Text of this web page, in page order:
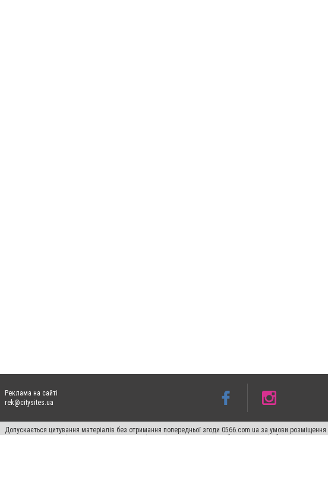
Реклама на сайті
rek@citysites.ua
Допускається цитування матеріалів без отримання попередньої згоди 0566.com.ua за умови
пошукових систем гіперпосилання на цитовані статті не нижче другого абзацу в тексті або в якості